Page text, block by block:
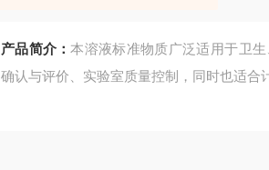
产品简介：本溶液标准物质广泛适用于卫
确认与评价、实验室质量控制，同时也适合